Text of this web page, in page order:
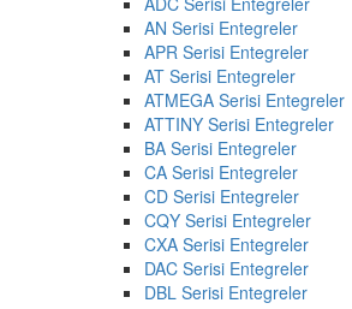
AN Serisi Entegreler
APR Serisi Entegreler
AT Serisi Entegreler
ATMEGA Serisi Entegreler
ATTINY Serisi Entegreler
BA Serisi Entegreler
CA Serisi Entegreler
CD Serisi Entegreler
CQY Serisi Entegreler
CXA Serisi Entegreler
DAC Serisi Entegreler
DBL Serisi Entegreler